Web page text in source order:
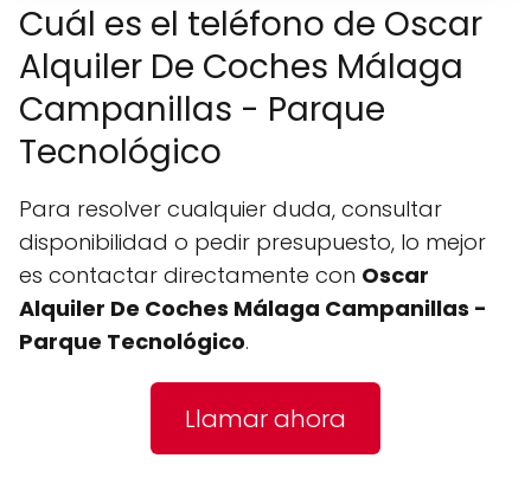
Cuál es el teléfono de Oscar
Alquiler De Coches Málaga
Campanillas - Parque
Tecnológico
Para resolver cualquier duda, consultar
disponibilidad o pedir presupuesto, lo mejor
es contactar directamente con Oscar
Alquiler De Coches Málaga Campanillas -
Parque Tecnológico.
Llamar ahora